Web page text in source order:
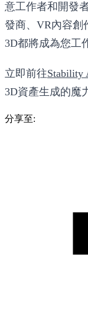
意工作者和開發
發商、VR內容創
3D都將成為您工
立即前往Stability
3D資產生成的魔
分享至: